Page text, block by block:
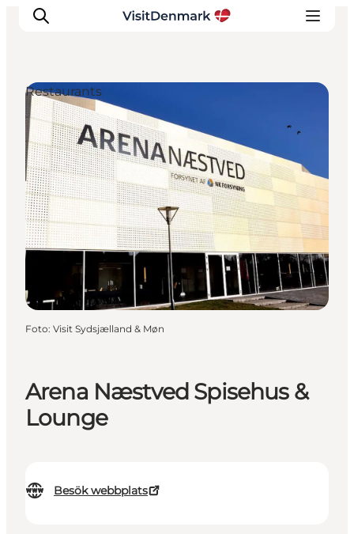
Inspiration
Resmål
Aktiviteter
Övernatta
Planera resan
Arena Næstved Spisehus &
Lounge
Besök webbplats
Restaurants
Foto: Visit Sydsjælland & Møn